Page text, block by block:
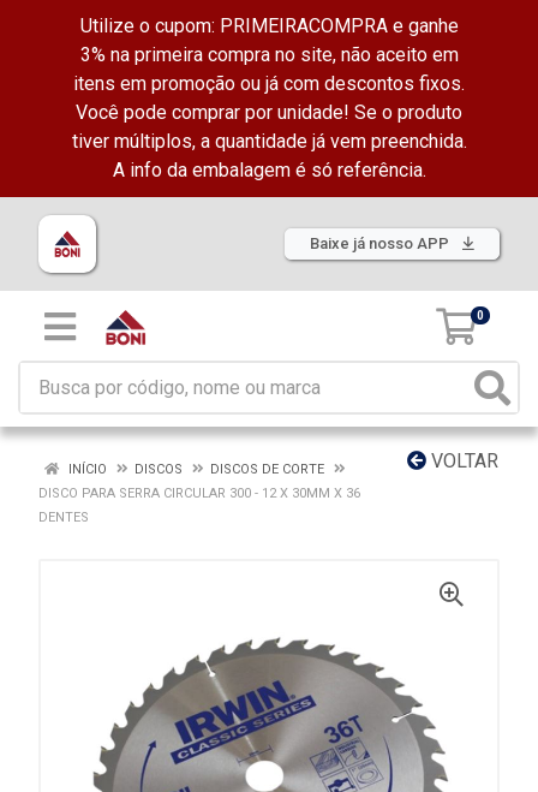
Utilize o cupom: PRIMEIRACOMPRA e ganhe
3% na primeira compra no site, não aceito em
itens em promoção ou já com descontos fixos.
Você pode comprar por unidade! Se o produto
tiver múltiplos, a quantidade já vem preenchida.
A info da embalagem é só referência.
Baixe já nosso APP
0
VOLTAR
INÍCIO DISCOS
DISCOS DE CORTE
DISCO PARA SERRA CIRCULAR 300 - 12 X 30MM X 36
DENTES